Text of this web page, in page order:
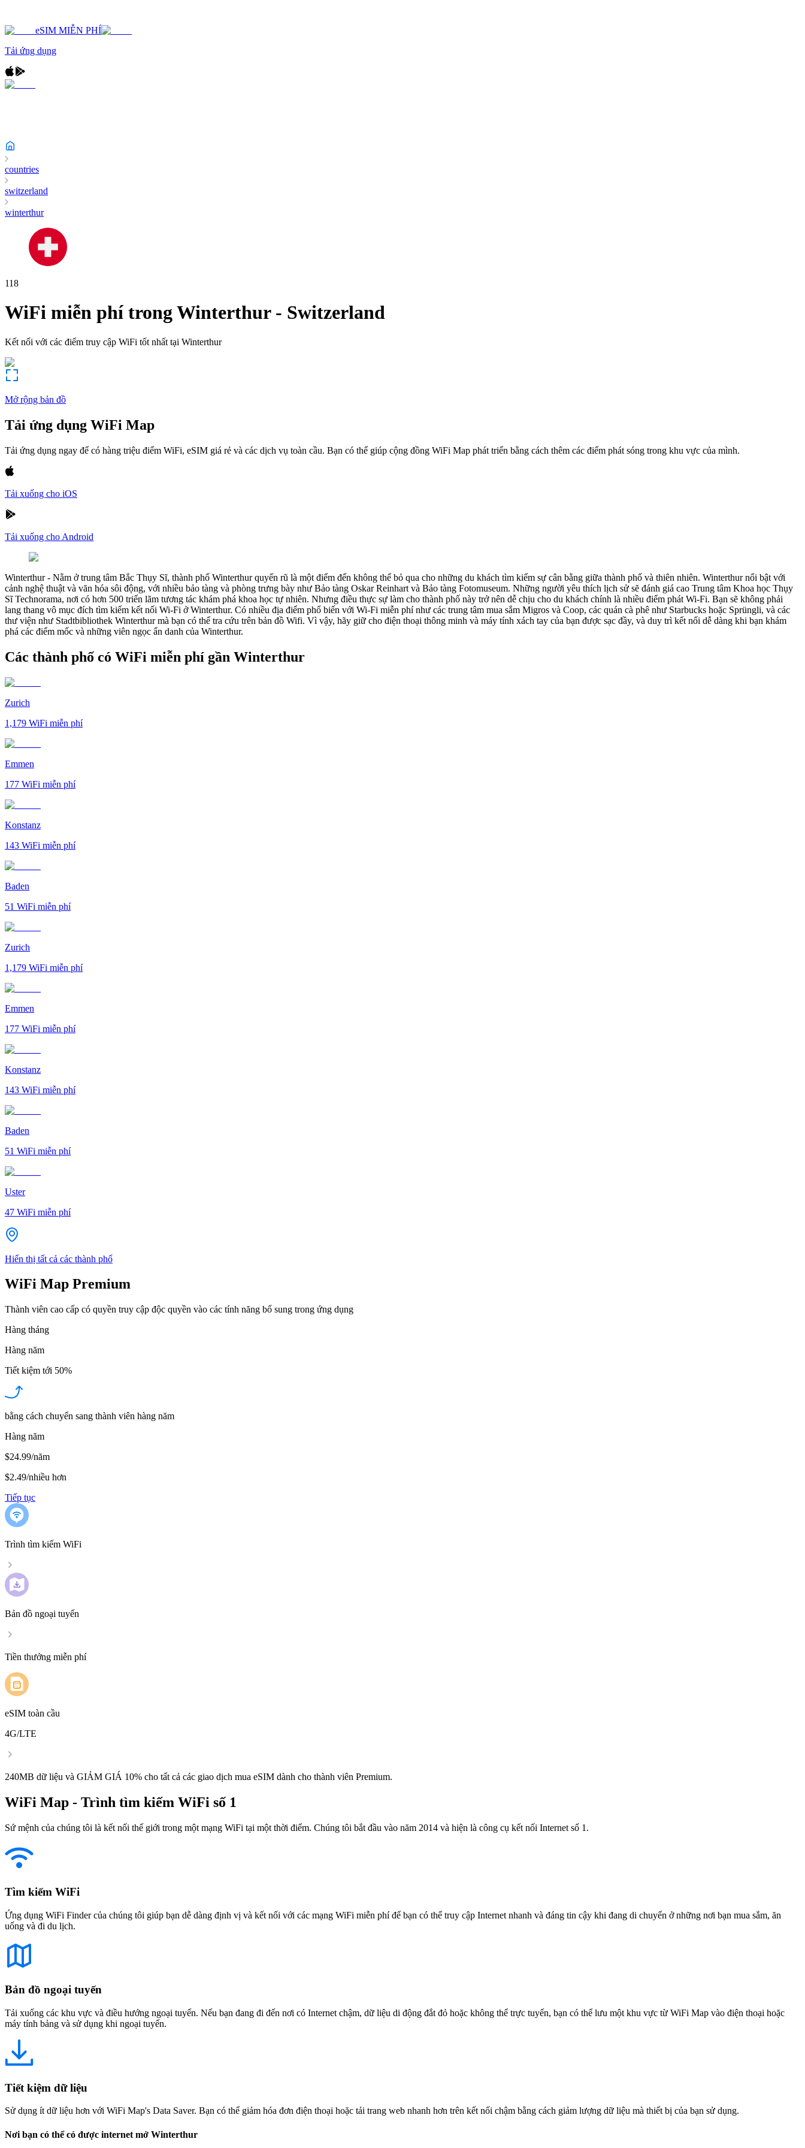
eSIM MIỄN PHÍ
Tải ứng dụng
countries
switzerland
winterthur
118
WiFi miễn phí trongWinterthur- Switzerland
Kết nối với các điểm truy cập WiFi tốt nhất tại Winterthur
Mở rộng bản đồ
Tải ứng dụng WiFi Map
Tải ứng dụng ngay để có hàng triệu điểm WiFi, eSIM giá rẻ và các dịch vụ toàn cầu. Bạn có thể giúp cộng đồng WiFi Map phát triển bằng cách thêm các điểm phát sóng trong khu vực của mình.
Tải xuống cho iOS
Tải xuống cho Android
Winterthur- Nằm ở trung tâm Bắc Thụy Sĩ, thành phố Winterthur quyến rũ là một điểm đến không thể bỏ qua cho những du khách tìm kiếm sự cân bằng giữa thành phố và thiên nhiên. Winterthur nổi bật với
cảnh nghệ thuật và văn hóa sôi động, với nhiều bảo tàng và phòng trưng bày như Bảo tàng Oskar Reinhart và Bảo tàng Fotomuseum. Những người yêu thích lịch sử sẽ đánh giá cao Trung tâm Khoa học Thụy
Sĩ Technorama, nơi có hơn 500 triển lãm tương tác khám phá khoa học tự nhiên. Nhưng điều thực sự làm cho thành phố này trở nên dễ chịu cho du khách chính là nhiều điểm phát Wi-Fi. Bạn sẽ không phải
lang thang vô mục đích tìm kiếm kết nối Wi-Fi ở Winterthur. Có nhiều địa điểm phổ biến với Wi-Fi miễn phí như các trung tâm mua sắm Migros và Coop, các quán cà phê như Starbucks hoặc Sprüngli, và các
thư viện như Stadtbibliothek Winterthur mà bạn có thể tra cứu trên bản đồ Wifi. Vì vậy, hãy giữ cho điện thoại thông minh và máy tính xách tay của bạn được sạc đầy, và duy trì kết nối dễ dàng khi bạn khám
phá các điểm mốc và những viên ngọc ẩn danh của Winterthur.
Các thành phố có WiFi miễn phí gần Winterthur
Zurich
1,179 WiFi miễn phí
Emmen
177 WiFi miễn phí
Konstanz
143 WiFi miễn phí
Baden
51 WiFi miễn phí
Zurich
1,179 WiFi miễn phí
Emmen
177 WiFi miễn phí
Konstanz
143 WiFi miễn phí
Baden
51 WiFi miễn phí
Uster
47 WiFi miễn phí
Hiển thị tất cả các thành phố
WiFi Map Premium
Thành viên cao cấp có quyền truy cập độc quyền vào các tính năng bổ sung trong ứng dụng
Hàng tháng
Hàng năm
Tiết kiệm tới 50%
bằng cách chuyển sang thành viên hàng năm
Hàng năm
$24.99/năm
$2.49/nhiều hơn
Tiếp tục
Trình tìm kiếm WiFi
Bản đồ ngoại tuyến
Tiền thưởng miễn phí
eSIM toàn cầu
4G/LTE
240MB dữ liệu và GIẢM GIÁ 10% cho tất cả các giao dịch mua eSIM dành cho thành viên Premium.
WiFi Map - Trình tìm kiếm WiFi số 1
Sứ mệnh của chúng tôi là kết nối thế giới trong một mạng WiFi tại một thời điểm. Chúng tôi bắt đầu vào năm 2014 và hiện là công cụ kết nối Internet số 1.
Tìm kiếm WiFi
Ứng dụng WiFi Finder của chúng tôi giúp bạn dễ dàng định vị và kết nối với các mạng WiFi miễn phí để bạn có thể truy cập Internet nhanh và đáng tin cậy khi đang di chuyển ở những nơi bạn mua sắm, ăn
uống và đi du lịch.
Bản đồ ngoại tuyến
Tải xuống các khu vực và điều hướng ngoại tuyến. Nếu bạn đang đi đến nơi có Internet chậm, dữ liệu di động đắt đỏ hoặc không thể trực tuyến, bạn có thể lưu một khu vực từ WiFi Map vào điện thoại hoặc
máy tính bảng và sử dụng khi ngoại tuyến.
Tiết kiệm dữ liệu
Sử dụng ít dữ liệu hơn với WiFi Map's Data Saver. Bạn có thể giảm hóa đơn điện thoại hoặc tải trang web nhanh hơn trên kết nối chậm bằng cách giảm lượng dữ liệu mà thiết bị của bạn sử dụng.
Nơi bạn có thể có được internet mở Winterthur